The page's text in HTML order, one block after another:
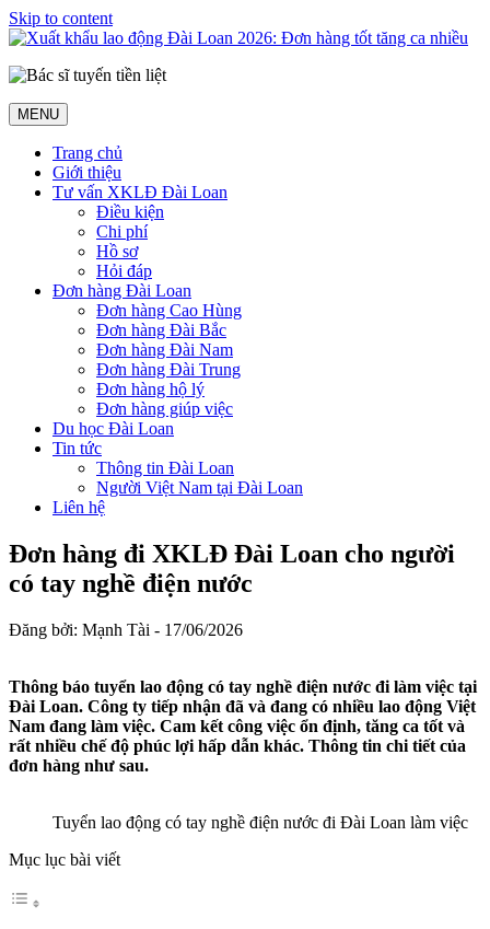
Skip to content
MENU
Trang chủ
Giới thiệu
Tư vấn XKLĐ Đài Loan
Điều kiện
Chi phí
Hồ sơ
Hỏi đáp
Đơn hàng Đài Loan
Đơn hàng Cao Hùng
Đơn hàng Đài Bắc
Đơn hàng Đài Nam
Đơn hàng Đài Trung
Đơn hàng hộ lý
Đơn hàng giúp việc
Du học Đài Loan
Tin tức
Thông tin Đài Loan
Người Việt Nam tại Đài Loan
Liên hệ
Đơn hàng đi XKLĐ Đài Loan cho người
có tay nghề điện nước
Đăng bởi: Mạnh Tài - 17/06/2026
Thông báo tuyển lao động có tay nghề điện nước đi làm việc tại
Đài Loan. Công ty tiếp nhận đã và đang có nhiều lao động Việt
Nam đang làm việc. Cam kết công việc ổn định, tăng ca tốt và
rất nhiều chế độ phúc lợi hấp dẫn khác. Thông tin chi tiết của
đơn hàng như sau.
Tuyển lao động có tay nghề điện nước đi Đài Loan làm việc
Mục lục bài viết